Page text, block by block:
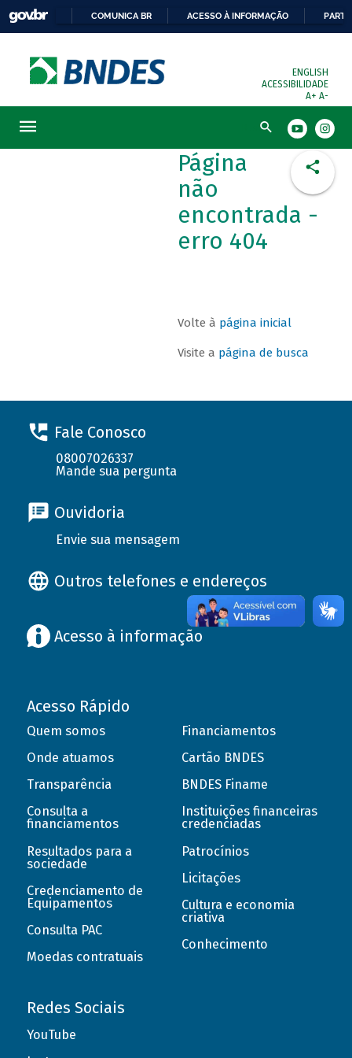
COMUNICA BR ACESSO À INFORMAÇÃO
ENGLISH
ACESSIBILIDADE
A+ A-
Busca
Página
não
encontrada -
erro 404
Volte à página inicial
Visite a página de busca
Fale Conosco
08007026337
Mande sua pergunta
Ouvidoria
Envie sua mensagem
Outros telefones e endereços
Acesso à informação
Acesso Rápido
Quem somos
Onde atuamos
Transparência
Consulta a
financiamentos
Resultados para a
sociedade
Credenciamento de
Equipamentos
Consulta PAC
Moedas contratuais
Financiamentos
Cartão BNDES
BNDES Finame
Instituições financeiras
credenciadas
Patrocínios
Licitações
Cultura e economia
criativa
Conhecimento
Redes Sociais
YouTube